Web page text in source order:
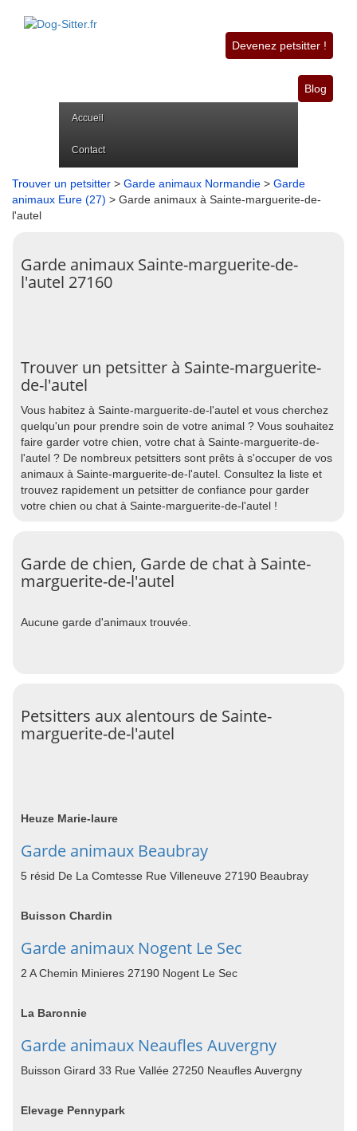
Devenez petsitter !
Blog
Accueil
Contact
Trouver un petsitter > Garde animaux Normandie > Garde
animaux Eure (27) > Garde animaux à Sainte-marguerite-de-
l'autel
Garde animaux Sainte-marguerite-de-
l'autel 27160
Trouver un petsitter à Sainte-marguerite-
de-l'autel
Vous habitez à Sainte-marguerite-de-l'autel et vous cherchez
quelqu'un pour prendre soin de votre animal ? Vous souhaitez
faire garder votre chien, votre chat à Sainte-marguerite-de-
l'autel ? De nombreux petsitters sont prêts à s'occuper de vos
animaux à Sainte-marguerite-de-l'autel. Consultez la liste et
trouvez rapidement un petsitter de confiance pour garder
votre chien ou chat à Sainte-marguerite-de-l'autel !
Garde de chien, Garde de chat à Sainte-
marguerite-de-l'autel
Aucune garde d'animaux trouvée.
Petsitters aux alentours de Sainte-
marguerite-de-l'autel
Heuze Marie-laure
Garde animaux Beaubray
5 résid De La Comtesse Rue Villeneuve 27190 Beaubray
Buisson Chardin
Garde animaux Nogent Le Sec
2 A Chemin Minieres 27190 Nogent Le Sec
La Baronnie
Garde animaux Neaufles Auvergny
Buisson Girard 33 Rue Vallée 27250 Neaufles Auvergny
Elevage Pennypark